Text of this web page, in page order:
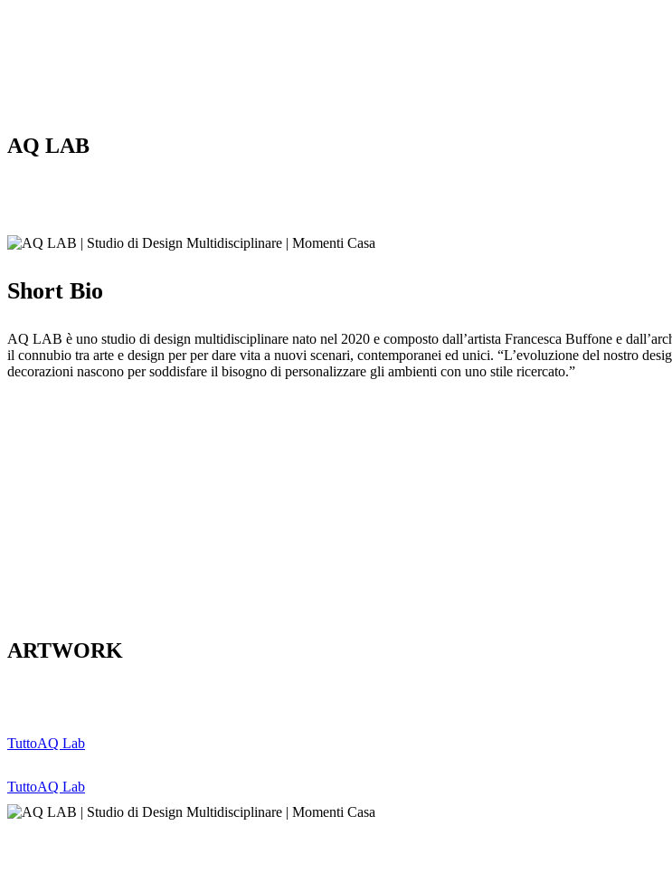
AQ LAB
Short Bio
AQ LAB è uno studio di design multidisciplinare nato nel 2020 e composto dall’artista Francesca Buffone e
il connubio tra arte e design per per dare vita a nuovi scenari, contemporanei ed unici. “L’evoluzione del nostro
decorazioni nascono per soddisfare il bisogno di personalizzare gli ambienti con uno stile ricercato.”
ARTWORK
TuttoAQ Lab
TuttoAQ Lab